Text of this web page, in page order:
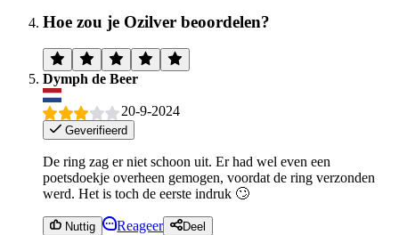
Hoe zou je Ozilver beoordelen?
Dymph de Beer
20-9-2024
Geverifieerd
De ring zag er niet schoon uit. Er had wel even een
poetsdoekje overheen gemogen, voordat de ring verzonden
werd. Het is toch de eerste indruk 🙄
Nuttig Reageer Deel